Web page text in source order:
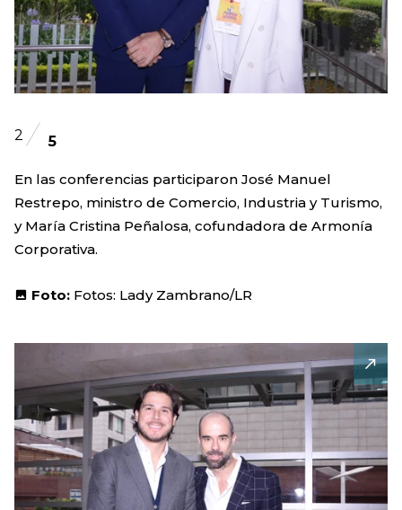
2 5
En las conferencias participaron José Manuel
Restrepo, ministro de Comercio, Industria y Turismo,
y María Cristina Peñalosa, cofundadora de Armonía
Corporativa.
Foto: Fotos: Lady Zambrano/LR